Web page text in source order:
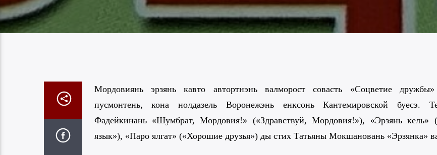
Мордовиянь эрзянь кавто автортнэнь валморост совасть «Соцветие
пусмонтень, кона нолдазель Воронежэнь енксонь Кантемировской буесэ.
Фадейкинань «Шумбрат, Мордовия!» («Здравствуй, Мордовия!»), «Эрзянь кель»
язык»), «Паро ялгат» («Хорошие друзья») ды стих Татьяны Мокшановань «Эрзянка»